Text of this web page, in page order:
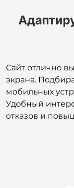
Сайт отлично
экрана.
мобильных
Удобный
отказов и